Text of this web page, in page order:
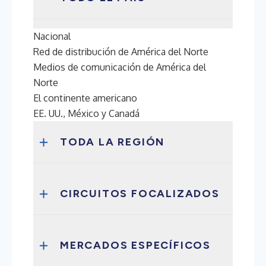
Nacional
Red de distribución de América del Norte
Medios de comunicación de América del
Norte
El continente americano
EE. UU., México y Canadá
TODA LA REGIÓN
CIRCUITOS FOCALIZADOS
MERCADOS ESPECÍFICOS